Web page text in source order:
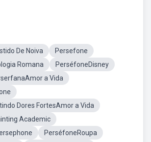
De Noiva
Persefone
Romana
PerséfoneDisney
a Vida
Dores FortesAmor a Vida
Academic
PerséfoneRoupa